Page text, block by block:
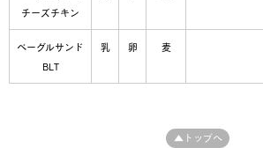
チーズチキン
ベーグルサンド
BLT
乳 卵 麦
▲トップへ